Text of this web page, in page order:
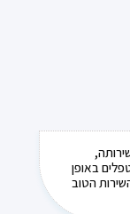
באופן
הטוב